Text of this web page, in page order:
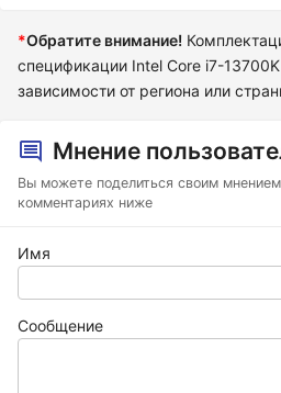
*Обратите внимание!
спецификации Intel Core i7-13700K
зависимости от региона или
Мнение
Вы можете поделиться своим
комментариях ниже
Имя
Сообщение